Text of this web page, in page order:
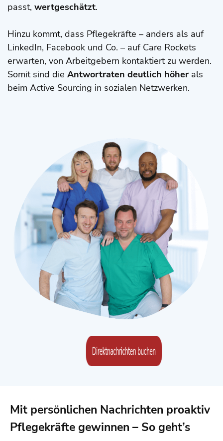
passt, wertgeschätzt.
Hinzu kommt, dass Pflegekräfte – anders als auf
LinkedIn, Facebook und Co. – auf Care Rockets
erwarten, von Arbeitgebern kontaktiert zu werden.
Somit sind die Antwortraten deutlich höher als
beim Active Sourcing in sozialen Netzwerken.
Mit persönlichen Nachrichten proaktiv
Pflegekräfte gewinnen – So geht’s